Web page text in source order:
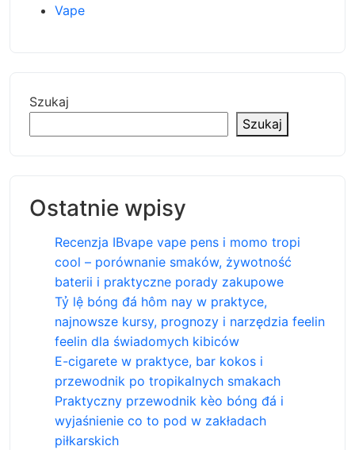
Vape
Szukaj
Szukaj
Ostatnie wpisy
Recenzja IBvape vape pens i momo tropi
cool – porównanie smaków, żywotność
baterii i praktyczne porady zakupowe
Tỷ lệ bóng đá hôm nay w praktyce,
najnowsze kursy, prognozy i narzędzia feelin
feelin dla świadomych kibiców
E-cigarete w praktyce, bar kokos i
przewodnik po tropikalnych smakach
Praktyczny przewodnik kèo bóng đá i
wyjaśnienie co to pod w zakładach
piłkarskich